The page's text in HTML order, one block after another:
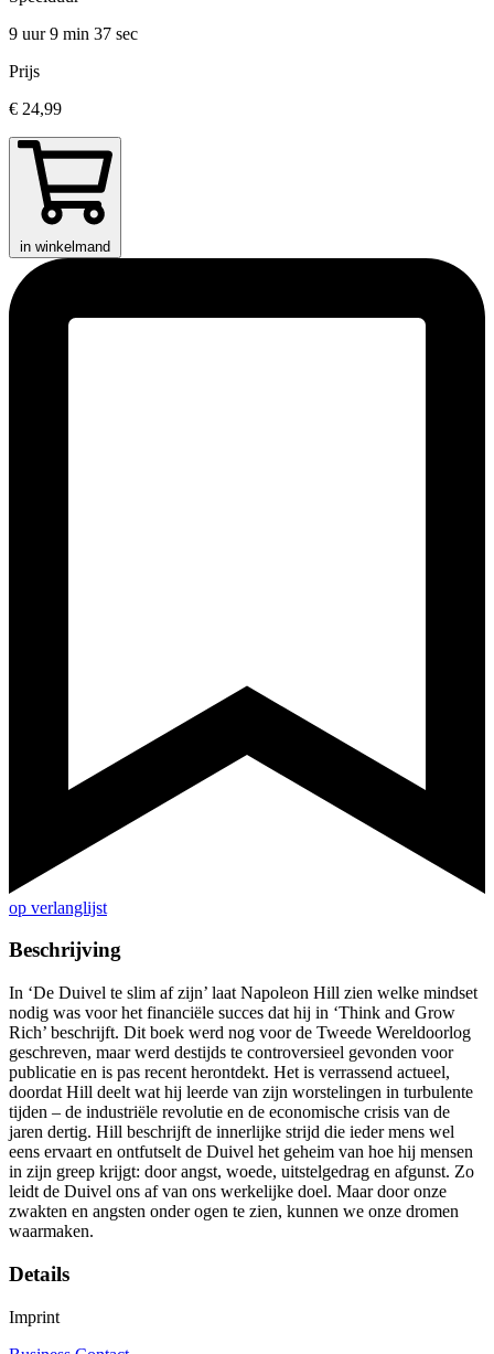
9 uur 9 min 37 sec
Prijs
€ 24,99
in winkelmand
op verlanglijst
Beschrijving
In ‘De Duivel te slim af zijn’ laat Napoleon Hill zien welke mindset
nodig was voor het financiële succes dat hij in ‘Think and Grow
Rich’ beschrijft. Dit boek werd nog voor de Tweede Wereldoorlog
geschreven, maar werd destijds te controversieel gevonden voor
publicatie en is pas recent herontdekt. Het is verrassend actueel,
doordat Hill deelt wat hij leerde van zijn worstelingen in turbulente
tijden – de industriële revolutie en de economische crisis van de
jaren dertig. Hill beschrijft de innerlijke strijd die ieder mens wel
eens ervaart en ontfutselt de Duivel het geheim van hoe hij mensen
in zijn greep krijgt: door angst, woede, uitstelgedrag en afgunst. Zo
leidt de Duivel ons af van ons werkelijke doel. Maar door onze
zwakten en angsten onder ogen te zien, kunnen we onze dromen
waarmaken.
Details
Imprint